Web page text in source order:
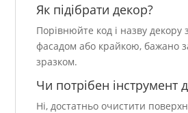
Як підібрати декор?
Порівнюйте код і назву декору
фасадом або крайкою, бажано
зразком.
Чи потрібен інструмент
Ні, достатньо очистити